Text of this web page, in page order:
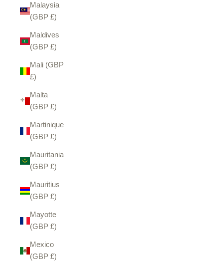
Malaysia
(GBP £)
Maldives
(GBP £)
Mali (GBP
£)
Malta
(GBP £)
Martinique
(GBP £)
Mauritania
(GBP £)
Mauritius
(GBP £)
Mayotte
(GBP £)
Mexico
(GBP £)